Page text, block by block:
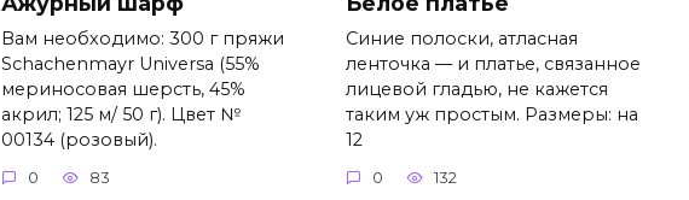
Вам необходимо: 300 г пряжи
Schachenmayr Universa (55%
мериносовая шерсть, 45%
акрил; 125 м/ 50 г). Цвет №
00134 (розовый).
0 83
Синие полоски, атласная
ленточка — и платье, связанное
лицевой гладью, не кажется
таким уж простым. Размеры: на
12
0 132